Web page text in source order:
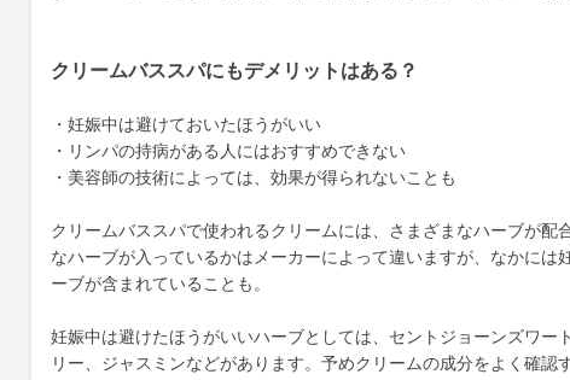
クリームバススパにもデメリットはある？
・妊娠中は避けておいたほうがいい
・リンパの持病がある人にはおすすめできない
・美容師の技術によっては、効果が得られないことも
クリームバススパで使われるクリームには、さまざまなハーブが配
なハーブが入っているかはメーカーによって違いますが、なかには
ーブが含まれていることも。
妊娠中は避けたほうがいいハーブとしては、セントジョーンズワー
リー、ジャスミンなどがあります。予めクリームの成分をよく確認